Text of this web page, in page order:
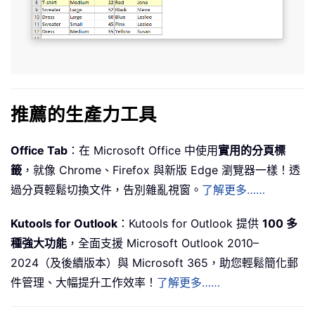
推薦的生產力工具
Office Tab ：在 Microsoft Office 中使用實用的分頁標
籤 ，就像 Chrome、Firefox 與新版 Edge 瀏覽器一樣！透
過分頁輕鬆切換文件，告別雜亂視窗。 了解更多……
Kutools for Outlook ：Kutools for Outlook 提供 100 多
種強大功能 ，全面支援 Microsoft Outlook 2010–
2024（及後續版本）與 Microsoft 365，助您輕鬆簡化郵
件管理、大幅提升工作效率！ 了解更多……